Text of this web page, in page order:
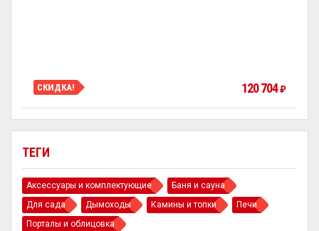
ТЕГИ
Аксессуары и комплектующие
Баня и сауна
Для сада
Дымоходы Камины и топки
Печи
Порталы и облицовка
СКИДКА! 120 704₽